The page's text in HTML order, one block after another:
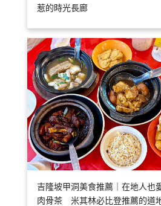
惹的時光長廊
吉隆坡甲洞美食推薦｜在地人也
肉骨茶 米其林必比登推薦的道